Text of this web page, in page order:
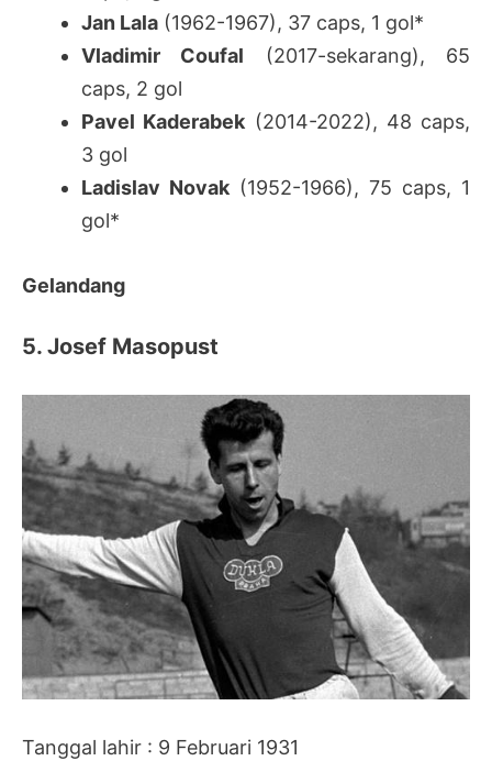
Jan Lala (1962-1967), 37 caps, 1 gol*
Vladimir Coufal (2017-sekarang), 65
caps, 2 gol
Pavel Kaderabek (2014-2022), 48 caps,
3 gol
Ladislav Novak (1952-1966), 75 caps, 1
gol*
Gelandang
5. Josef Masopust
Tanggal lahir : 9 Februari 1931